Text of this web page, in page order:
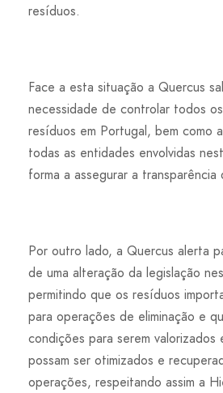
resíduos.
Face a esta situação a Quercus
necessidade de controlar todos
resíduos em Portugal, bem como
todas as entidades envolvidas
forma a assegurar a transparência
Por outro lado, a Quercus alerta
de uma alteração da legislação
permitindo que os resíduos
para operações de eliminação e
condições para serem valorizados
possam ser otimizados e
operações, respeitando assim a